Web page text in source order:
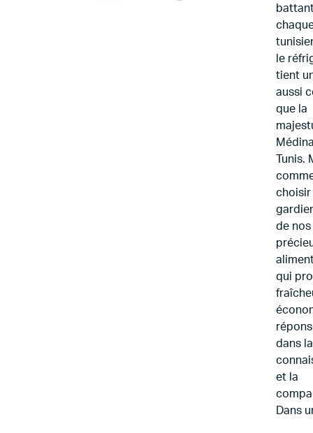
le
tient
aussi
que la
Tunis.
choisir
de nos
qui
dans la
et la
Dans